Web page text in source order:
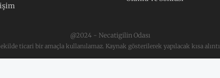
@2024 - Necatigilin Odası
ticari bir amaçla kullanılamaz. Kaynak gösterilerek yapılacak kısa